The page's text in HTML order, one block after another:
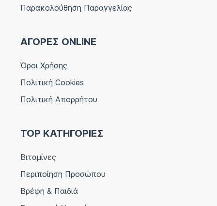
Παρακολούθηση Παραγγελίας
ΑΓΟΡΕΣ ONLINE
Όροι Χρήσης
Πολιτική Cookies
Πολιτική Απορρήτου
TOP ΚΑΤΗΓΟΡΙΕΣ
Βιταμίνες
Περιποίηση Προσώπου
Βρέφη & Παιδιά